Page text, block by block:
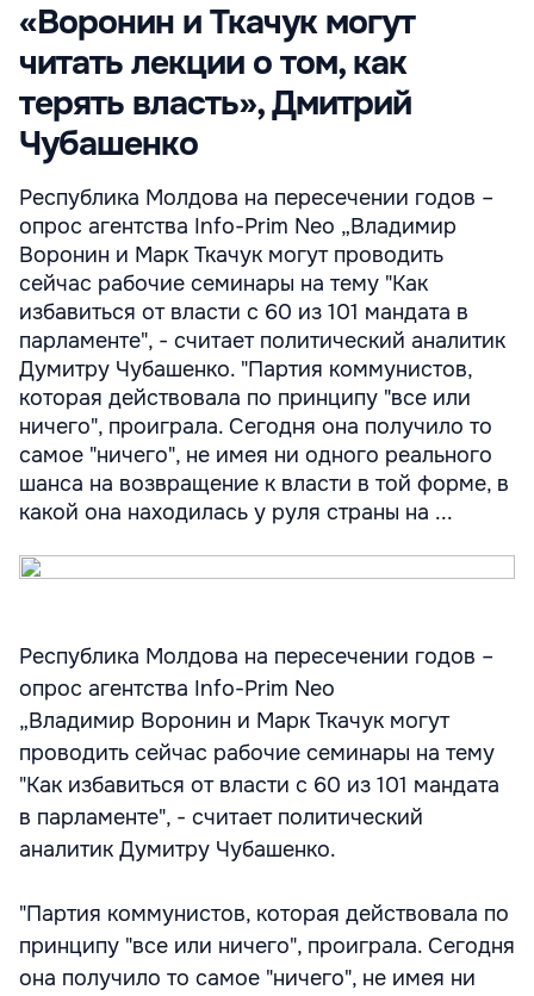
«Воронин и Ткачук могут
читать лекции о том, как
терять власть», Дмитрий
Чубашенко
Республика Молдова на пересечении годов –
опрос агентства Info-Prim Neo „Владимир
Воронин и Марк Ткачук могут проводить
сейчас рабочие семинары на тему "Как
избавиться от власти с 60 из 101 мандата в
парламенте", - считает политический аналитик
Думитру Чубашенко. "Партия коммунистов,
которая действовала по принципу "все или
ничего", проиграла. Сегодня она получило то
самое "ничего", не имея ни одного реального
шанса на возвращение к власти в той форме, в
какой она находилась у руля страны на ...
Республика Молдова на пересечении годов –
опрос агентства Info-Prim Neo
„Владимир Воронин и Марк Ткачук могут
проводить сейчас рабочие семинары на тему
"Как избавиться от власти с 60 из 101 мандата
в парламенте", - считает политический
аналитик Думитру Чубашенко.
"Партия коммунистов, которая действовала по
принципу "все или ничего", проиграла. Сегодня
она получило то самое "ничего", не имея ни